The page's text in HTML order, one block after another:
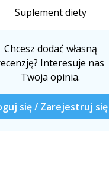
Suplement diety
Chcesz dodać własną
Interesuje nas
Twoja opinia.
się / Zarejestruj się